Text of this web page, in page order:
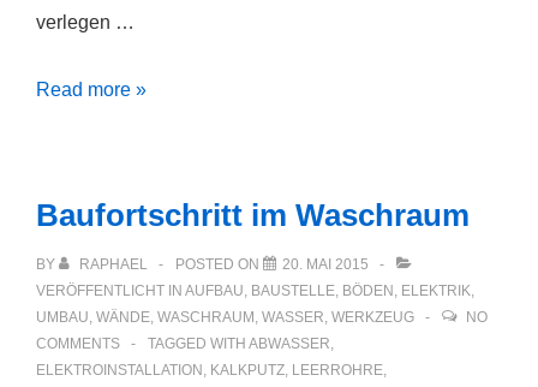
verlegen …
Elektroinstallation
Küchenfußboden
Read more »
Baufortschritt im Waschraum
BY RAPHAEL POSTED ON
20. MAI 2015
VERÖFFENTLICHT IN AUFBAU, BAUSTELLE, BÖDEN , ELEKTRIK,
UMBAU, WÄNDE, WASCHRAUM , WASSER, WERKZEUG
NO
COMMENTS
TAGGED WITH ABWASSER,
ELEKTROINSTALLATION , KALKPUTZ, LEERROHRE,